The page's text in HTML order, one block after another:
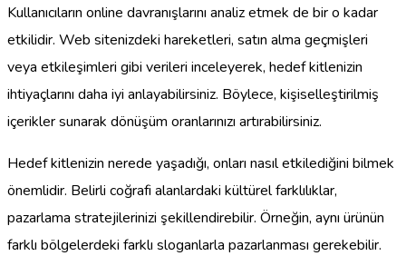
Kullanıcıların online davranışlarını analiz etmek de bir o kadar
etkilidir. Web sitenizdeki hareketleri, satın alma geçmişleri
veya etkileşimleri gibi verileri inceleyerek, hedef kitlenizin
ihtiyaçlarını daha iyi anlayabilirsiniz. Böylece, kişiselleştirilmiş
içerikler sunarak dönüşüm oranlarınızı artırabilirsiniz.
Hedef kitlenizin nerede yaşadığı, onları nasıl etkilediğini bilmek
önemlidir. Belirli coğrafi alanlardaki kültürel farklılıklar,
pazarlama stratejilerinizi şekillendirebilir. Örneğin, aynı ürünün
farklı bölgelerdeki farklı sloganlarla pazarlanması gerekebilir.